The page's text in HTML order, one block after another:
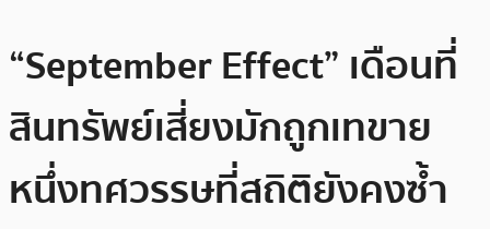
“September Effect” เดือนที่
สินทรัพย์เสี่ยงมักถูกเทขาย
หนึ่งทศวรรษที่สถิติยังคงซ้ำ